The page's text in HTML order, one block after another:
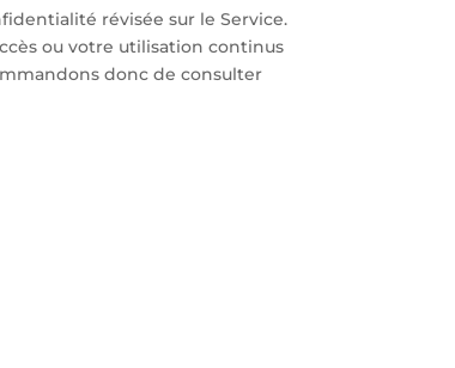
révisée sur le Service.
ou votre utilisation continus
donc de consulter